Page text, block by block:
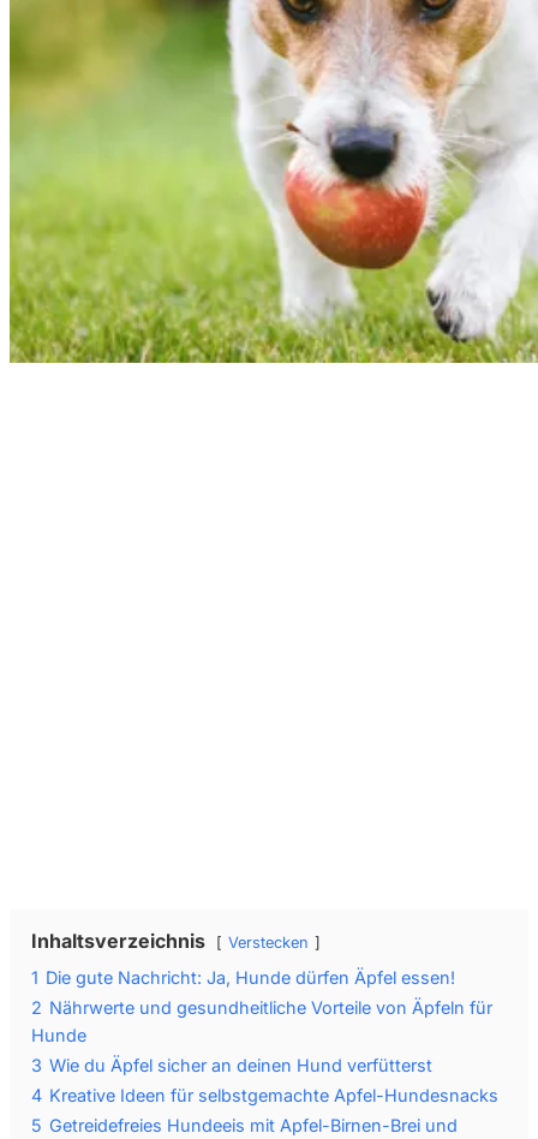
Inhaltsverzeichnis Verstecken
1 Die gute Nachricht: Ja, Hunde dürfen Äpfel essen!
2 Nährwerte und gesundheitliche Vorteile von Äpfeln für
Hunde
3 Wie du Äpfel sicher an deinen Hund verfütterst
4 Kreative Ideen für selbstgemachte Apfel-Hundesnacks
5 Getreidefreies Hundeeis mit Apfel-Birnen-Brei und